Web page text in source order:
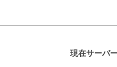
現在サーバ